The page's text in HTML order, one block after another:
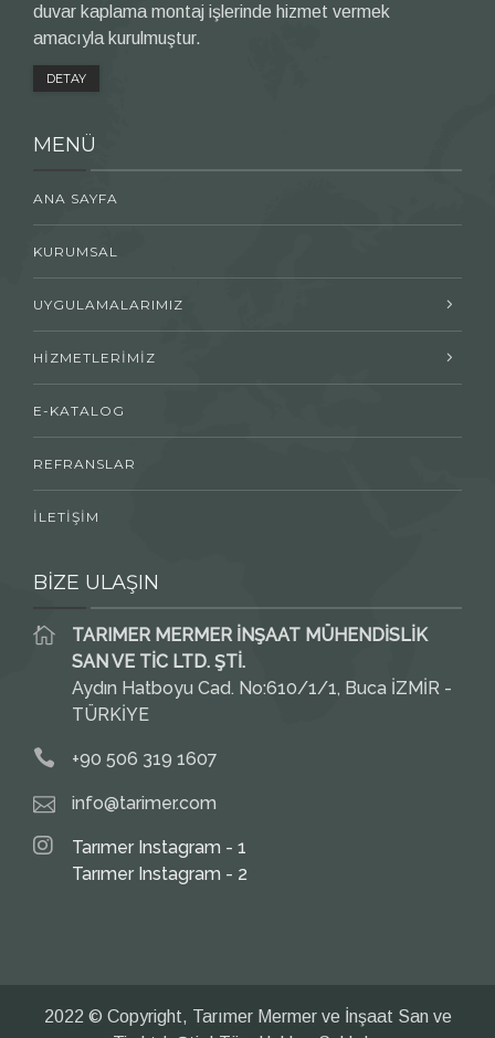
duvar kaplama montaj işlerinde hizmet vermek
amacıyla kurulmuştur.
DETAY
MENÜ
ANA SAYFA
KURUMSAL
UYGULAMALARIMIZ
HİZMETLERİMİZ
E-KATALOG
REFRANSLAR
İLETİŞİM
BİZE ULAŞIN
TARIMER MERMER İNŞAAT MÜHENDİSLİK
SAN VE TİC LTD. ŞTİ.
Aydın Hatboyu Cad. No:610/1/1, Buca İZMİR -
TÜRKİYE
+90 506 319 1607
info@tarimer.com
Tarımer Instagram - 1
Tarımer Instagram - 2
2022 © Copyright, Tarımer Mermer ve İnşaat San ve